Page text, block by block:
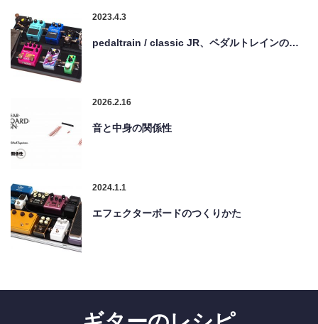
2023.4.3
pedaltrain / classic JR、ペダルトレインの…
2026.2.16
音と中身の関係性
2024.1.1
エフェクターボードのつくりかた